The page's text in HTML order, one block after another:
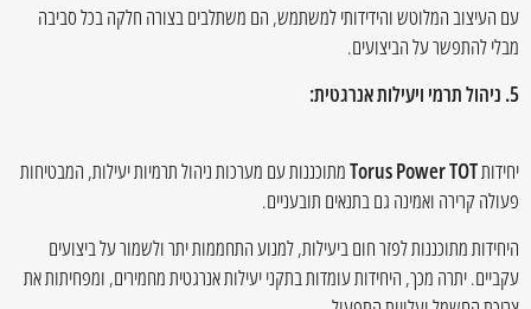
עם העיצוב המלוטש והידידותי למשתמש, הם משתלבים בצורה חלקה בכל סביבה
מבלי להתפשר על הביצועים.
5. ניהול תרמי ויעילות אנרגטית:
יחידותTorus Power TOTמתוכננות עם מערכות ניהול תרמיות יעילות, המבטיחות
פעולה קרירה ואמינה גם בתנאים תובעניים.
היחידות מתוכננות לפזר חום ביעילות, למנוע התחממות יתר ולשמור על ביצועים
עקביים. יתרה מכך, היחידות עומדות בתקני יעילות אנרגטית מחמירים, ומפחיתות את